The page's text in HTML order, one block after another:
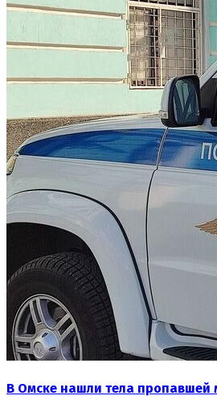
В Омске нашли тела пропавшей